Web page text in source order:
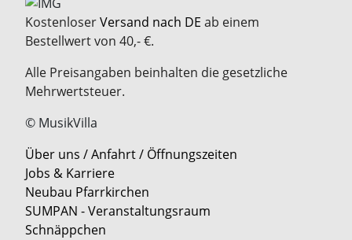
KostenloserVersand nach DE ab einem
Bestellwert von 40,- €.
Alle Preisangaben beinhalten die gesetzliche
Mehrwertsteuer.
© MusikVilla
Über uns / Anfahrt / Öffnungszeiten
Jobs & Karriere
Neubau Pfarrkirchen
SUMPAN - Veranstaltungsraum
Schnäppchen